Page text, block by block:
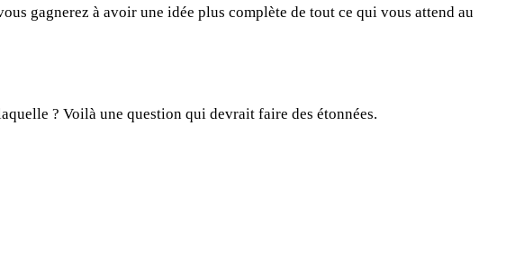
gagnerez à avoir une idée plus complète de tout ce qui vous attend au
? Voilà une question qui devrait faire des étonnées.